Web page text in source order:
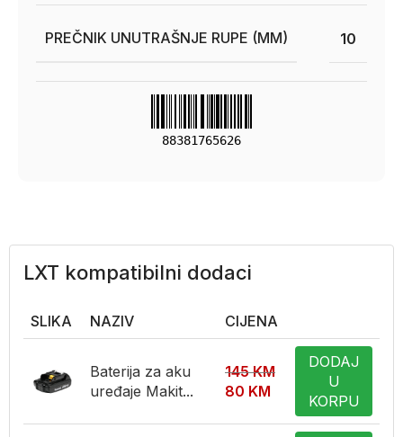
PREČNIK UNUTRAŠNJE RUPE (MM) 10
88381765626
LXT kompatibilni dodaci
SLIKA NAZIV CIJENA
Baterija za aku
uređaje Makit...
145KM
80 KM
DODAJ
U
KORPU